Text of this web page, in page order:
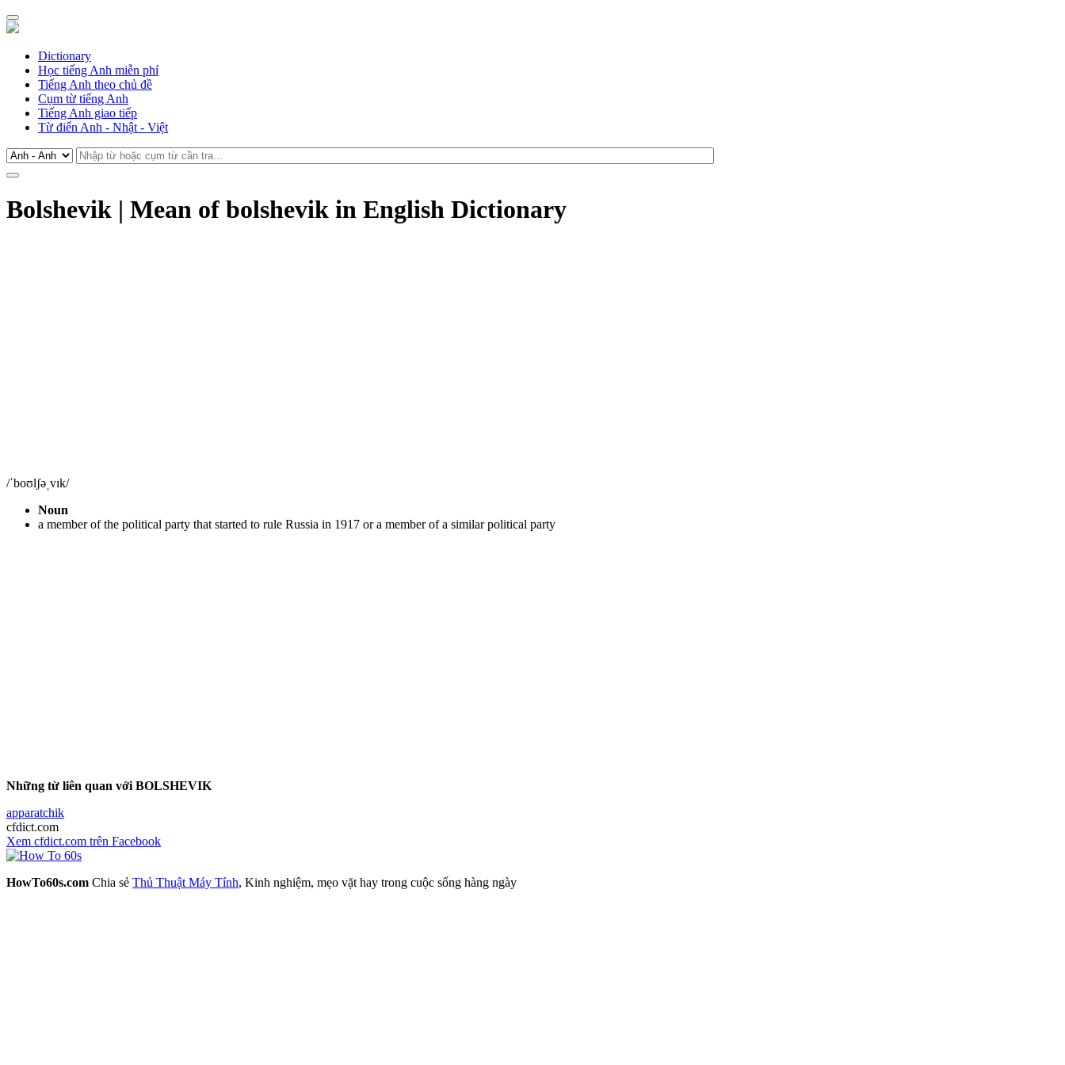
Dictionary
Học tiếng Anh miễn phí
Tiếng Anh theo chủ đề
Cụm từ tiếng Anh
Tiếng Anh giao tiếp
Từ điển Anh - Nhật - Việt
Bolshevik | Mean of bolshevik in English Dictionary
/ˈboʊlʃəˌvɪk/
Noun
a member of the political party that started to rule Russia in 1917 or a member of a similar political party
Những từ liên quan với BOLSHEVIK
apparatchik
cfdict.com
Xem cfdict.com trên Facebook
HowTo60s.com Chia sẻ Thủ Thuật Máy Tính, Kinh nghiệm, mẹo vặt hay trong cuộc sống hàng ngày